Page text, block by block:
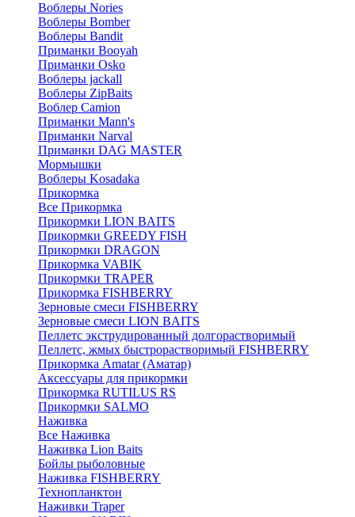
Воблеры Nories
Воблеры Bomber
Воблеры Bandit
Приманки Booyah
Приманки Osko
Воблеры jackall
Воблеры ZipBaits
Воблер Camion
Приманки Mann's
Приманки Narval
Приманки DAG MASTER
Мормышки
Воблеры Kosadaka
Прикормка
Все Прикормка
Прикормки LION BAITS
Прикормки GREEDY FISH
Прикормки DRAGON
Прикормка VABIK
Прикормки TRAPER
Прикормка FISHBERRY
Зерновые смеси FISHBERRY
Зерновые смеси LION BAITS
Пеллетс экструдированный долгорастворимый
Пеллетс, жмых быстрорастворимый FISHBERRY
Прикормка Amatar (Аматар)
Аксессуары для прикормки
Прикормка RUTILUS RS
Прикормки SALMO
Наживка
Все Наживка
Наживка Lion Baits
Бойлы рыболовные
Наживка FISHBERRY
Технопланктон
Наживки Traper